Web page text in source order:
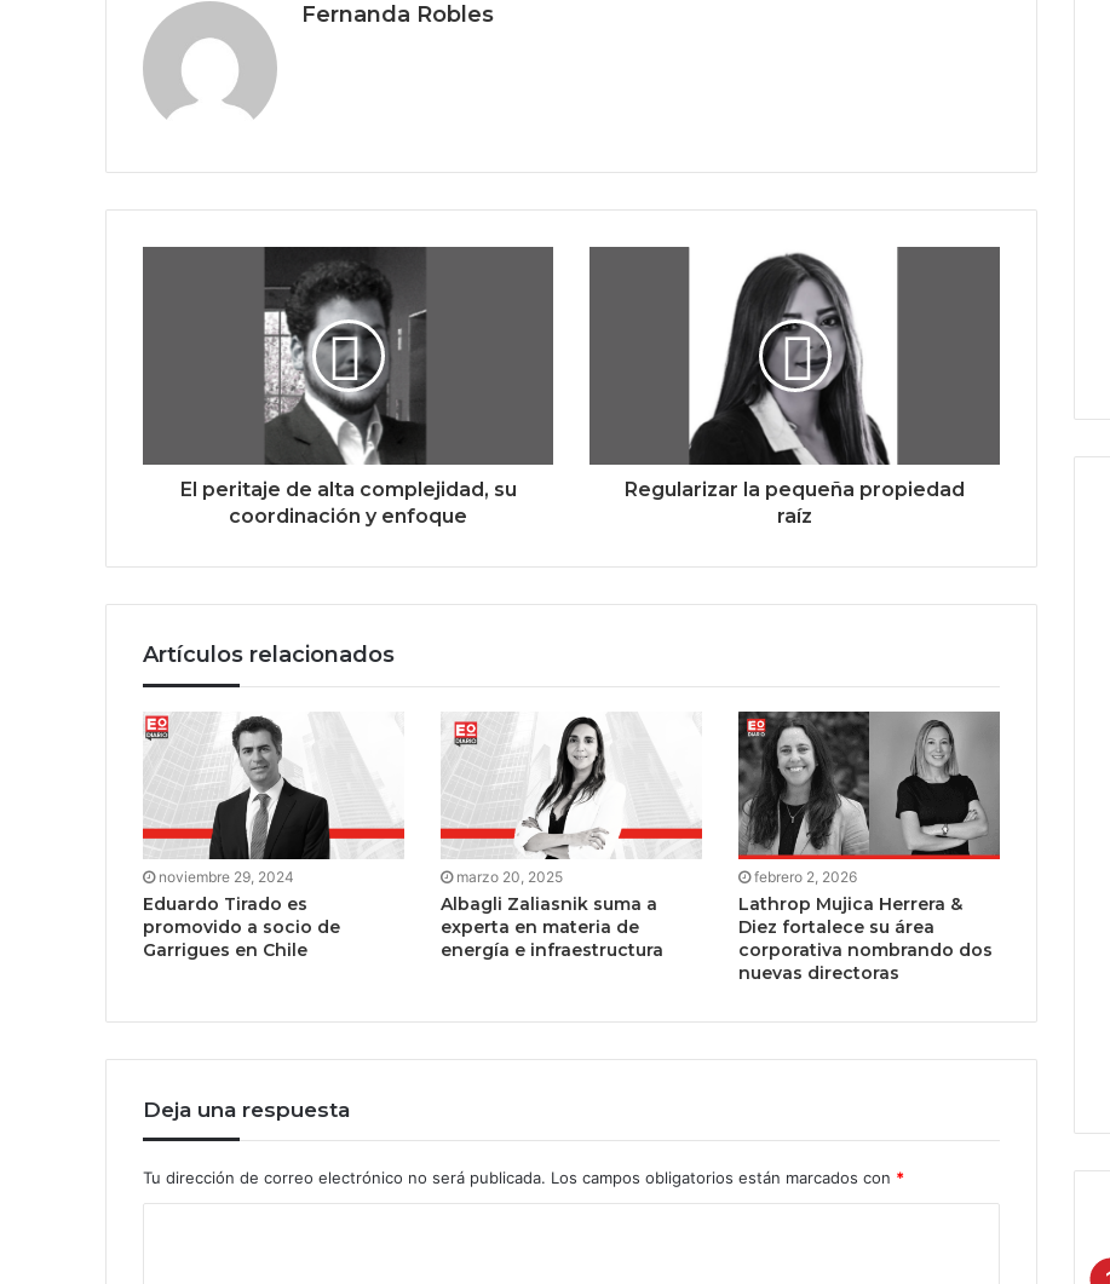
Fernanda Robles
El peritaje de alta complejidad, su
coordinación y enfoque
Regularizar la pequeña propiedad
raíz
Artículos relacionados
noviembre 29, 2024
Eduardo Tirado es
promovido a socio de
Garrigues en Chile
marzo 20, 2025
Albagli Zaliasnik suma a
experta en materia de
energía e infraestructura
febrero 2, 2026
Lathrop Mujica Herrera &
Diez fortalece su área
corporativa nombrando dos
nuevas directoras
Deja una respuesta
Tu dirección de correo electrónico no será publicada. Los campos obligatorios están marcados con *